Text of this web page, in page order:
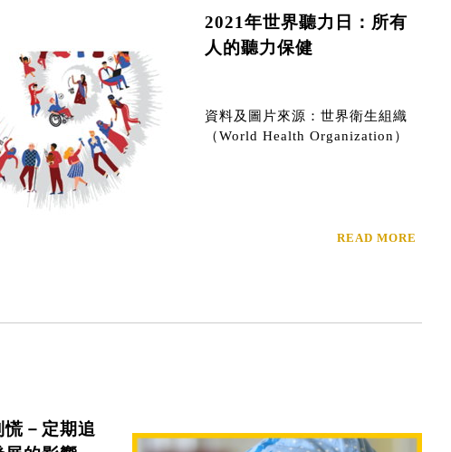
2021年世界聽力日：所有
人的聽力保健
資料及圖片來源：世界衛生組織
（World Health Organization）
READ MORE
－定期追